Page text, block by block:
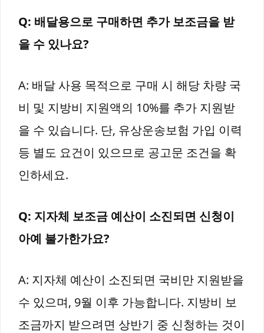
Q: 배달용으로 구매하면 추가 보조금을 받
을 수 있나요?
A: 배달 사용 목적으로 구매 시 해당 차량 국
비 및 지방비 지원액의 10%를 추가 지원받
을 수 있습니다. 단, 유상운송보험 가입 이력
등 별도 요건이 있으므로 공고문 조건을 확
인하세요.
Q: 지자체 보조금 예산이 소진되면 신청이
아예 불가한가요?
A: 지자체 예산이 소진되면 국비만 지원받을
수 있으며, 9월 이후 가능합니다. 지방비 보
조금까지 받으려면 상반기 중 신청하는 것이